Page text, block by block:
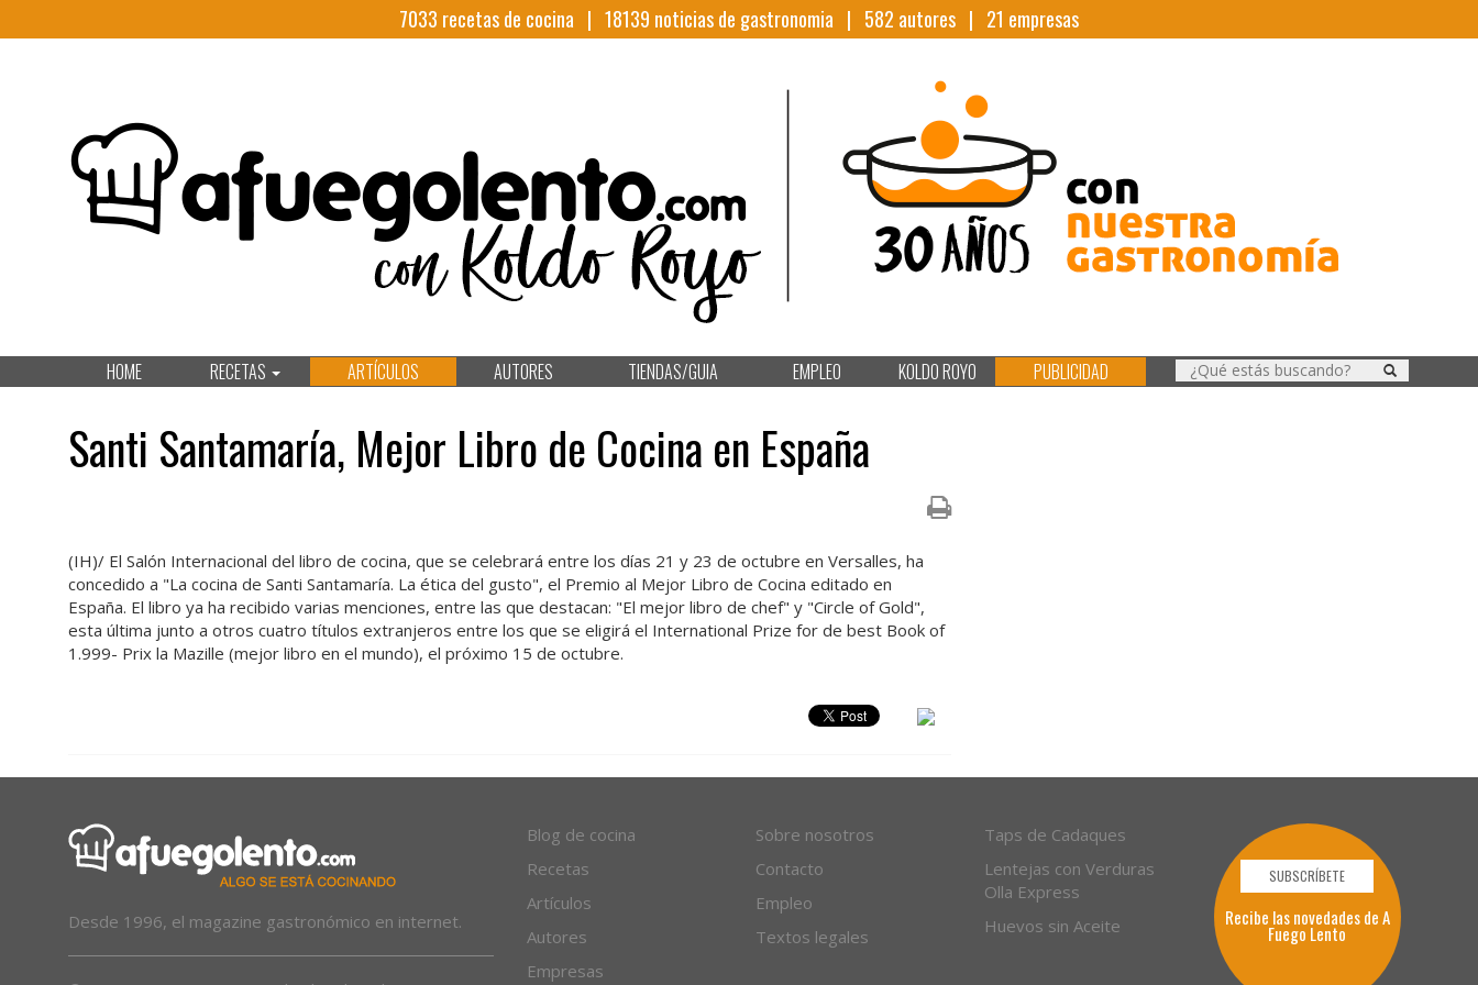
7033 recetas de cocina | 18139 noticias de gastronomia | 582 autores | 21 empresas
HOME RECETAS ARTÍCULOS AUTORES TIENDAS/GUIA EMPLEO KOLDO ROYO PUBLICIDAD
Santi Santamaría, Mejor Libro de Cocina en España
(IH)/ El Salón Internacional del libro de cocina, que se celebrará entre los días 21 y 23 de octubre en Versalles, ha
concedido a "La cocina de Santi Santamaría. La ética del gusto", el Premio al Mejor Libro de Cocina editado en
España. El libro ya ha recibido varias menciones, entre las que destacan: "El mejor libro de chef" y "Circle of Gold",
esta última junto a otros cuatro títulos extranjeros entre los que se eligirá el International Prize for de best Book of
1.999- Prix la Mazille (mejor libro en el mundo), el próximo 15 de octubre.
Desde 1996, el magazine gastronómico en internet.
Blog de cocina
Recetas
Artículos
Autores
Empresas
Sobre nosotros
Contacto
Empleo
Textos legales
Taps de Cadaques
Lentejas con Verduras
Olla Express
Huevos sin Aceite
SUBSCRÍBETE
Recibe las novedades de A
Fuego Lento